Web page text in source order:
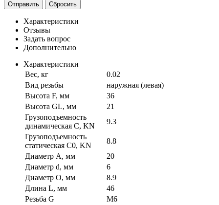
Отправить Сбросить
Характеристики
Отзывы
Задать вопрос
Дополнительно
Характеристики
Вес, кг
0.02
Вид резьбы
наружная (левая)
Высота F, мм
36
Высота GL, мм
21
Грузоподъемность
динамическая C, KN
9.3
Грузоподъемность
статическая C0, KN
8.8
Диаметр A, мм
20
Диаметр d, мм
6
Диаметр O, мм
8.9
Длина L, мм
46
Резьба G
M6